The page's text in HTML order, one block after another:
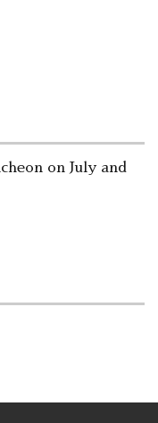
on July and